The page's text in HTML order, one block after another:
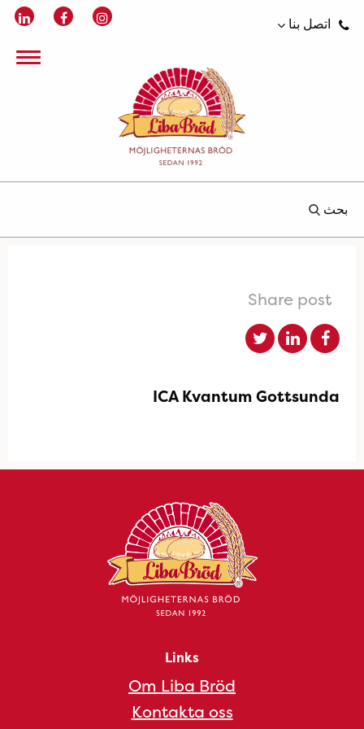
اتصل بنا
بحث
Share post
ICA Kvantum Gottsunda
Links
Om Liba Bröd
Kontakta oss